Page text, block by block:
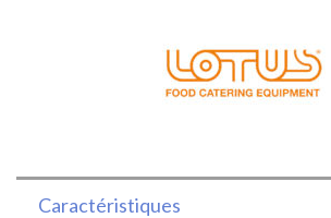
900
Caractéristiques